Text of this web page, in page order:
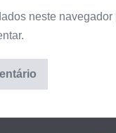
neste navegador